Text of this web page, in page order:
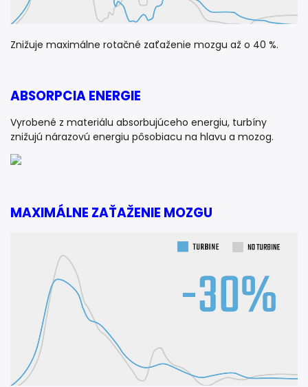
Znižuje maximálne rotačné zaťaženie mozgu až o 40 %.
ABSORPCIA ENERGIE
Vyrobené z materiálu absorbujúceho energiu, turbíny
znižujú nárazovú energiu pôsobiacu na hlavu a mozog.
MAXIMÁLNE ZAŤAŽENIE MOZGU